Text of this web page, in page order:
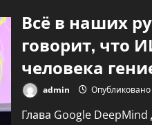
Всё в наших
говорит, что
человека
admin
Глава Google